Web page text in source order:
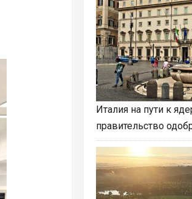
Италия на пути к
правительство